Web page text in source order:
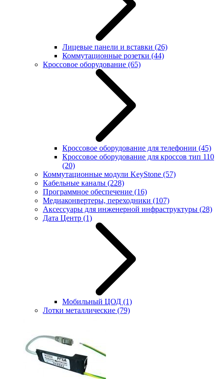
Лицевые панели и вставки (26)
Коммутационные розетки (44)
Кроссовое оборудование (65)
Кроссовое оборудование для телефонии (45)
Кроссовое оборудование для кроссов тип 110
(20)
Коммутационные модули KeyStone (57)
Кабельные каналы (228)
Программное обеспечение (16)
Медиаконвертеры, переходники (107)
Аксессуары для инженерной инфраструктуры (28)
Дата Центр (1)
Мобильный ЦОД (1)
Лотки металлические (79)